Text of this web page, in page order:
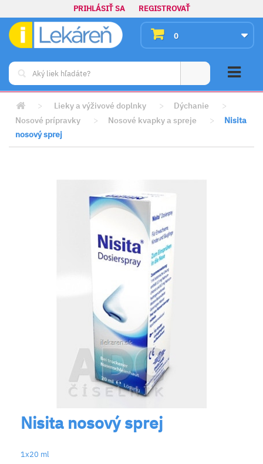
PRIHLÁSIŤ SA REGISTROVAŤ
0
> Lieky a výživové doplnky > Dýchanie
>
Nosové prípravky
> Nosové kvapky a spreje >
Nisita
nosový sprej
Nisita nosový sprej
1x20 ml